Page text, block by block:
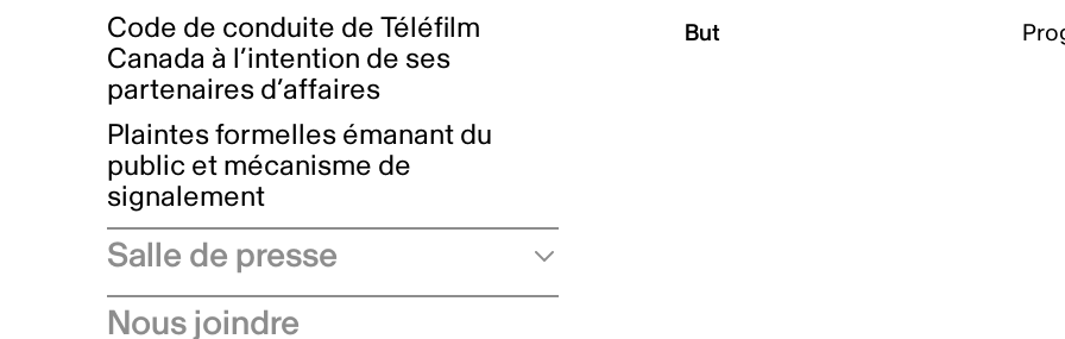
Code de conduite de Téléfilm
Canada à l’intention de ses
partenaires d’affaires
Plaintes formelles émanant du
public et mécanisme de
signalement
Salle de presse
Communiqués de presse
Nous joindre
But